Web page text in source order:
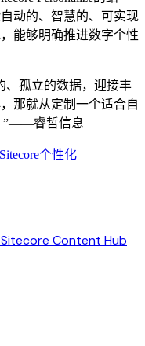
动的、智慧的、可实现
能够明确推进数字个性
、孤立的数据，迎接丰
那就从定制一个适合自
”——睿哲信息
Sitecore个性化
Content Hub